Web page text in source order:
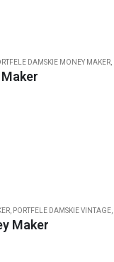
DAMSKIE MONEY MAKER,
PORTFELE DAMSKIE VINTAGE
Maker